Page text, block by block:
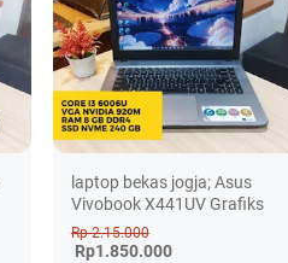
laptop bekas jogja; Asus
Vivobook X441UV Grafiks
Rp 2.15.000
Rp1.850.000